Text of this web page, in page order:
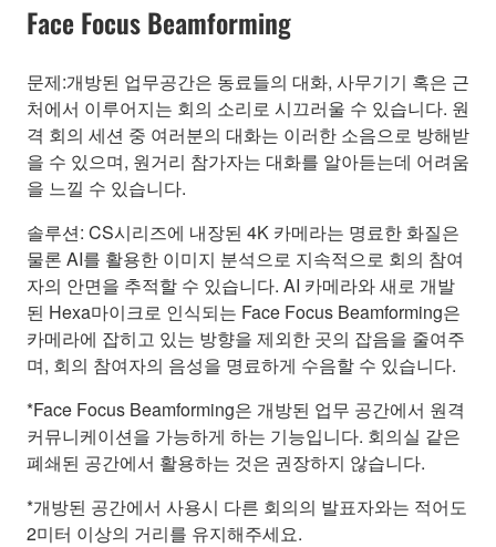
Face Focus Beamforming
문제:개방된 업무공간은 동료들의 대화, 사무기기 혹은 근
처에서 이루어지는 회의 소리로 시끄러울 수 있습니다. 원
격 회의 세션 중 여러분의 대화는 이러한 소음으로 방해받
을 수 있으며, 원거리 참가자는 대화를 알아듣는데 어려움
을 느낄 수 있습니다.
솔루션: CS시리즈에 내장된 4K 카메라는 명료한 화질은
물론 AI를 활용한 이미지 분석으로 지속적으로 회의 참여
자의 안면을 추적할 수 있습니다. AI 카메라와 새로 개발
된 Hexa마이크로 인식되는 Face Focus Beamforming은
카메라에 잡히고 있는 방향을 제외한 곳의 잡음을 줄여주
며, 회의 참여자의 음성을 명료하게 수음할 수 있습니다.
*Face Focus Beamforming은 개방된 업무 공간에서 원격
커뮤니케이션을 가능하게 하는 기능입니다. 회의실 같은
폐쇄된 공간에서 활용하는 것은 권장하지 않습니다.
*개방된 공간에서 사용시 다른 회의의 발표자와는 적어도
2미터 이상의 거리를 유지해주세요.